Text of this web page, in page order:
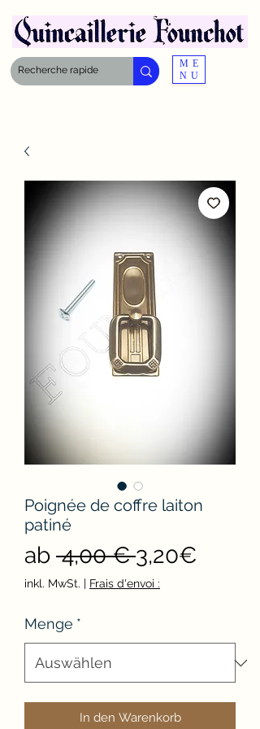
ME
NU
Poignée de coffre laiton
patiné
ab 4,00 € 3,20€
inkl. MwSt. | Frais d'envoi :
Menge *
In den Warenkorb